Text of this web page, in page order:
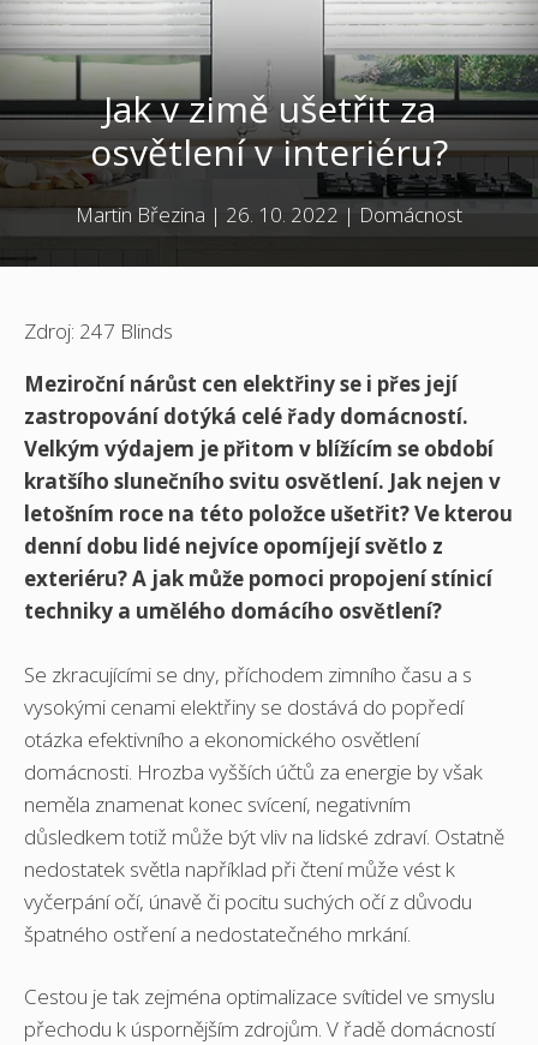
Jak v zimě ušetřit za
osvětlení v interiéru?
Martin Březina | 26. 10. 2022 | Domácnost
Zdroj: 247 Blinds
Meziroční nárůst cen elektřiny se i přes její
zastropování dotýká celé řady domácností.
Velkým výdajem je přitom v blížícím se období
kratšího slunečního svitu osvětlení. Jak nejen v
letošním roce na této položce ušetřit? Ve kterou
denní dobu lidé nejvíce opomíjejí světlo z
exteriéru? A jak může pomoci propojení stínicí
techniky a umělého domácího osvětlení?
Se zkracujícími se dny, příchodem zimního času a s
vysokými cenami elektřiny se dostává do popředí
otázka efektivního a ekonomického osvětlení
domácnosti. Hrozba vyšších účtů za energie by však
neměla znamenat konec svícení, negativním
důsledkem totiž může být vliv na lidské zdraví. Ostatně
nedostatek světla například při čtení může vést k
vyčerpání očí, únavě či pocitu suchých očí z důvodu
špatného ostření a nedostatečného mrkání.
Cestou je tak zejména optimalizace svítidel ve smyslu
přechodu k úspornějším zdrojům. V řadě domácností